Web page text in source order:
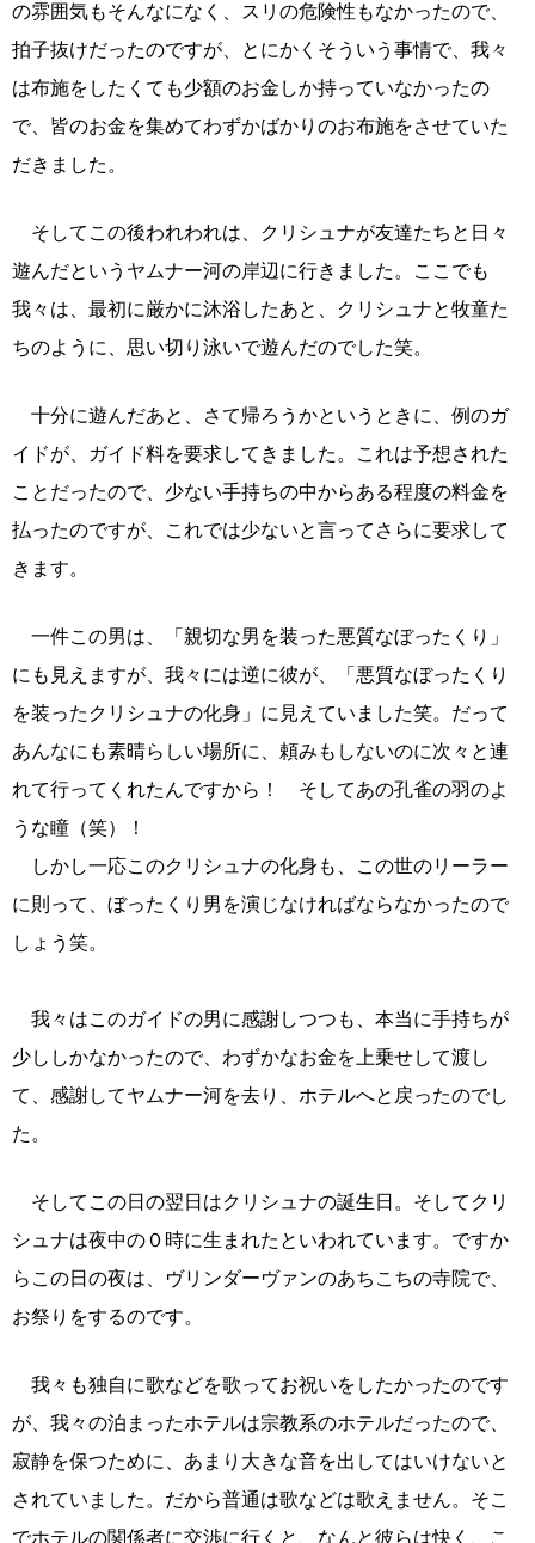
の雰囲気もそんなになく、スリの危険性もなかったので、
拍子抜けだったのですが、とにかくそういう事情で、我々
は布施をしたくても少額のお金しか持っていなかったの
で、皆のお金を集めてわずかばかりのお布施をさせていた
だきました。
そしてこの後われわれは、クリシュナが友達たちと日々
遊んだというヤムナー河の岸辺に行きました。ここでも
我々は、最初に厳かに沐浴したあと、クリシュナと牧童た
ちのように、思い切り泳いで遊んだのでした笑。
十分に遊んだあと、さて帰ろうかというときに、例のガ
イドが、ガイド料を要求してきました。これは予想された
ことだったので、少ない手持ちの中からある程度の料金を
払ったのですが、これでは少ないと言ってさらに要求して
きます。
一件この男は、「親切な男を装った悪質なぼったくり」
にも見えますが、我々には逆に彼が、「悪質なぼったくり
を装ったクリシュナの化身」に見えていました笑。だって
あんなにも素晴らしい場所に、頼みもしないのに次々と連
れて行ってくれたんですから！ そしてあの孔雀の羽のよ
うな瞳（笑）！
しかし一応このクリシュナの化身も、この世のリーラー
に則って、ぼったくり男を演じなければならなかったので
しょう笑。
我々はこのガイドの男に感謝しつつも、本当に手持ちが
少ししかなかったので、わずかなお金を上乗せして渡し
て、感謝してヤムナー河を去り、ホテルへと戻ったのでし
た。
そしてこの日の翌日はクリシュナの誕生日。そしてクリ
シュナは夜中の０時に生まれたといわれています。ですか
らこの日の夜は、ヴリンダーヴァンのあちこちの寺院で、
お祭りをするのです。
我々も独自に歌などを歌ってお祝いをしたかったのです
が、我々の泊まったホテルは宗教系のホテルだったので、
寂静を保つために、あまり大きな音を出してはいけないと
されていました。だから普通は歌などは歌えません。そこ
でホテルの関係者に交渉に行くと、なんと彼らは快く、こ